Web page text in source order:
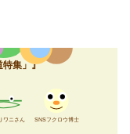
特集」』
ワニさん SNSフクロウ博士